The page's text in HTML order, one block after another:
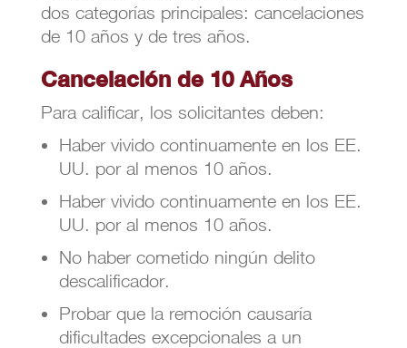
dos categorías principales: cancelaciones
de 10 años y de tres años.
Cancelación de 10 Años
Para calificar, los solicitantes deben:
Haber vivido continuamente en los EE.
UU. por al menos 10 años.
Haber vivido continuamente en los EE.
UU. por al menos 10 años.
No haber cometido ningún delito
descalificador.
Probar que la remoción causaría
dificultades excepcionales a un